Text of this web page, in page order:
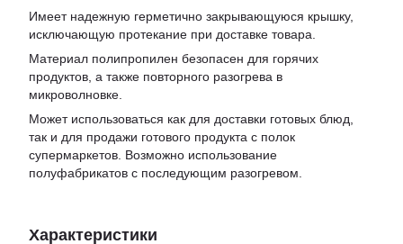
Имеет надежную герметично закрывающуюся крышку,
исключающую протекание при доставке товара.
Материал полипропилен безопасен для горячих
продуктов, а также повторного разогрева в
микроволновке.
Может использоваться как для доставки готовых блюд,
так и для продажи готового продукта с полок
супермаркетов. Возможно использование
полуфабрикатов с последующим разогревом.
Характеристики